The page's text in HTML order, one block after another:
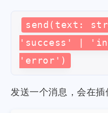
send(text:
'success' |
'error')
发送一个消息，会在